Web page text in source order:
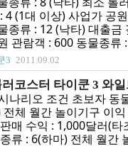
기 포획한 동물은 구매
됩니다. 이것을 이용하
시킵니다. 집어서 우리
관리는 정말 못하지만
할 일이 없으니 직접 포
을 겁니다 ㅎㅎㅎ 마무
전! 포획 사자의 사냥
4 (1대 이상) 사업가 공
종류 : 12 (낙타) 대출금
관람객 : 600 동물종류
러코스터 흥분도 : 4 (2
황 1번이 메인로드입
하므로 미리 평탄화를
방법입니다. 2번은 입
정 재정 20000 -
(최대 대출 20000)
대 편의시설, 현금 지급
3 2011.09.02
나리오 조건 초보자 동
전체 월간 놀이기구 이
매 수익 : 1,000달러(타
류 : 6(하마) 전체 월간